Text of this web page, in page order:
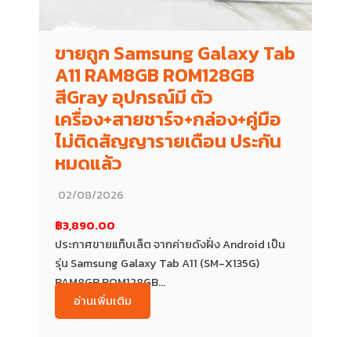
ขายถูก Samsung Galaxy Tab
A11 RAM8GB ROM128GB
สีGray อุปกรณ์มี ตัว
เครื่อง+สายชาร์จ+กล่อง+คู่มือ
ไม่ติดสัญญารายเดือน ประกัน
หมดแล้ว
02/08/2026
฿3,890.00
ประกาศขายแท็บเล็ต จากค่ายดังฝั่ง Android เป็น
รุ่น Samsung Galaxy Tab A11 (SM-X135G)
RAM8GB ROM128GB...
อ่านเพิ่มเติม